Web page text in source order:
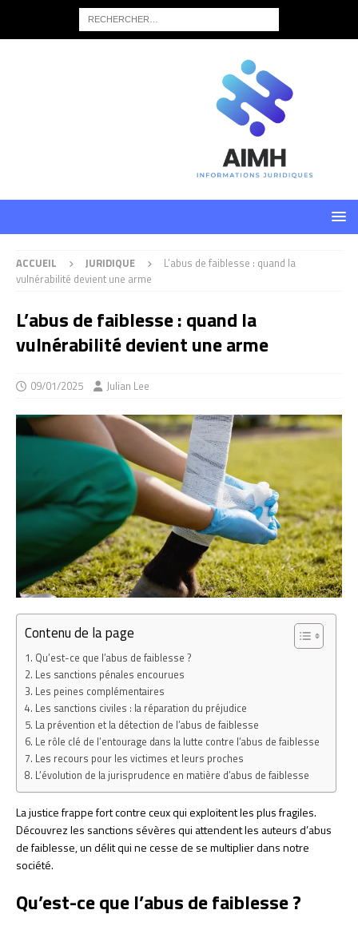
ACCUEIL JURIDIQUE
L’abus de faiblesse : quand la
vulnérabilité devient une arme
L’abus de faiblesse : quand la
vulnérabilité devient une arme
09/01/2025 Julian Lee
Contenu de la page
Qu’est-ce que l’abus de faiblesse ?
Les sanctions pénales encourues
Les peines complémentaires
Les sanctions civiles : la réparation du préjudice
La prévention et la détection de l’abus de faiblesse
Le rôle clé de l’entourage dans la lutte contre l’abus de faiblesse
Les recours pour les victimes et leurs proches
L’évolution de la jurisprudence en matière d’abus de faiblesse
La justice frappe fort contre ceux qui exploitent les plus fragiles.
Découvrez les sanctions sévères qui attendent les auteurs d’abus
de faiblesse, un délit qui ne cesse de se multiplier dans notre
société.
Qu’est-ce que l’abus de faiblesse ?